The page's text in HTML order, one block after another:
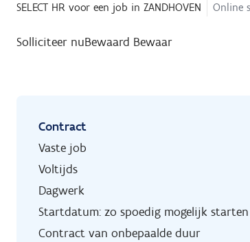
SELECT HR voor een job in ZANDHOVEN Online
Solliciteer nuBewaard Bewaar
Contract
Vaste job
Voltijds
Dagwerk
Startdatum: zo spoedig mogelijk starten
Contract van onbepaalde duur